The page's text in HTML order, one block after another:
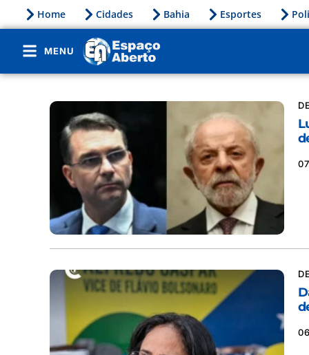
Home Cidades Bahia Esportes
MENU